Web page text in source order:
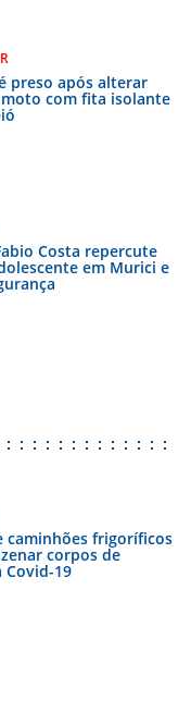
preso após alterar
moto com fita isolante
Costa repercute
em Murici e
caminhões frigoríficos
corpos de
19